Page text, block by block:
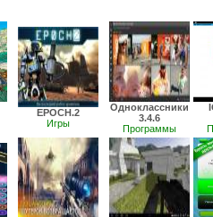
EPOCH.2
Игры
Одноклассники
3.4.6
Программы